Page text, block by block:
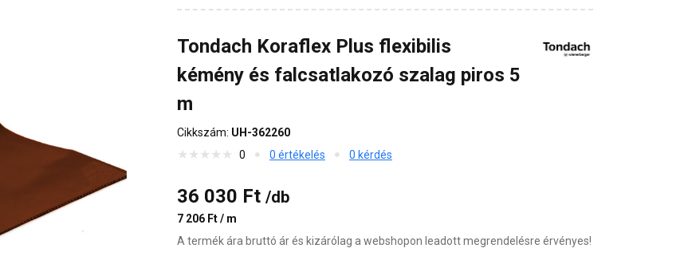
Tondach Koraflex Plus flexibilis
kémény és falcsatlakozó szalag piros 5
m
Cikkszám: UH-362260
0
0 értékelés 0 kérdés
36 030 Ft /db
7 206 Ft / m
A termék ára bruttó ár és kizárólag a webshopon leadott megrendelésre érvényes!